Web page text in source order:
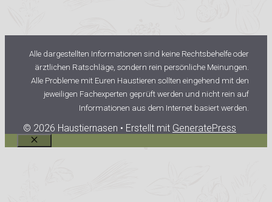
Alle dargestellten Informationen sind keine Rechtsbehelfe oder
ärztlichen Ratschläge, sondern rein persönliche Meinungen.
Alle Probleme mit Euren Haustieren sollten eingehend mit den
jeweiligen Fachexperten geprüft werden und nicht rein auf
Informationen aus dem Internet basiert werden.
© 2026 Haustiernasen • Erstellt mit GeneratePress
Schließen